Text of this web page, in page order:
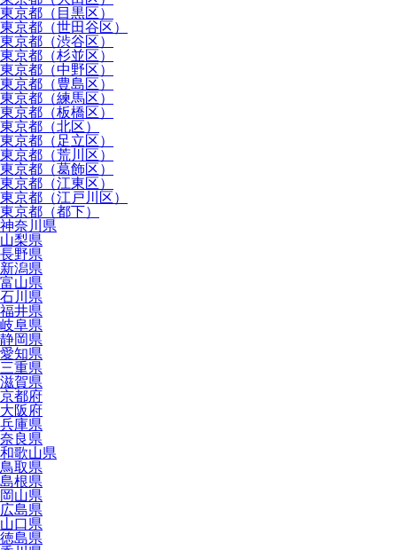
東京都（目黒区）
東京都（世田谷区）
東京都（渋谷区）
東京都（杉並区）
東京都（中野区）
東京都（豊島区）
東京都（練馬区）
東京都（板橋区）
東京都（北区）
東京都（足立区）
東京都（荒川区）
東京都（葛飾区）
東京都（江東区）
東京都（江戸川区）
東京都（都下）
神奈川県
山梨県
長野県
新潟県
富山県
石川県
福井県
岐阜県
静岡県
愛知県
三重県
滋賀県
京都府
大阪府
兵庫県
奈良県
和歌山県
鳥取県
島根県
岡山県
広島県
山口県
徳島県